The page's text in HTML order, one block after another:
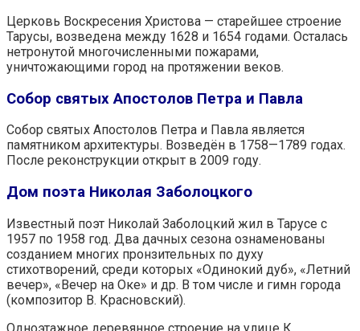
Церковь Воскресения Христова — старейшее строение
Тарусы, возведена между 1628 и 1654 годами. Осталась
нетронутой многочисленными пожарами,
уничтожающими город на протяжении веков.
Собор святых Апостолов Петра и Павла
Собор святых Апостолов Петра и Павла является
памятником архитектуры. Возведён в 1758—1789 годах.
После реконструкции открыт в 2009 году.
Дом поэта Николая Заболоцкого
Известный поэт Николай Заболоцкий жил в Тарусе с
1957 по 1958 год. Два дачных сезона ознаменованы
созданием многих пронзительных по духу
стихотворений, среди которых «Одинокий дуб», «Летний
вечер», «Вечер на Оке» и др. В том числе и гимн города
(композитор В. Красновский).